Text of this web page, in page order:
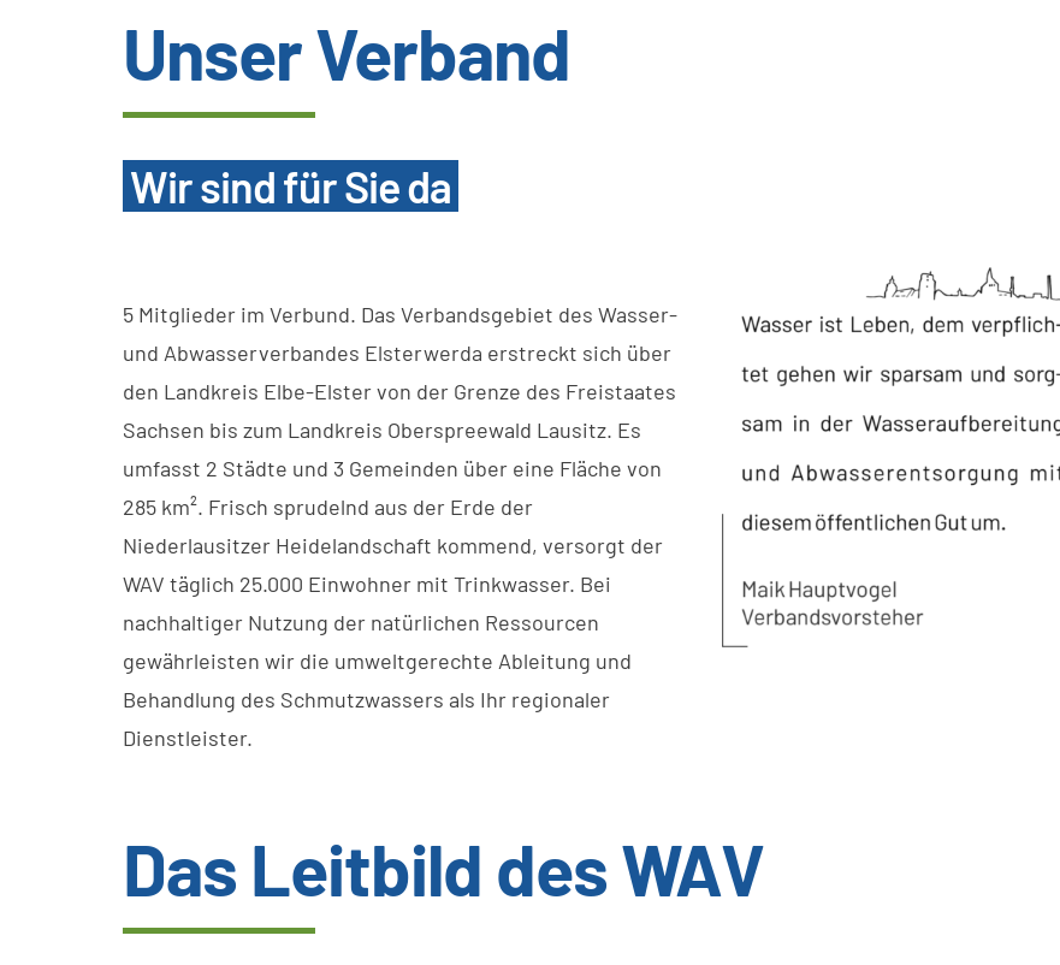
Unser Verband
Wir sind für Sie da
5 Mitglieder im Verbund. Das Verbandsgebiet des Wasser-
und Abwasserverbandes Elsterwerda erstreckt sich über
den Landkreis Elbe-Elster von der Grenze des Freistaates
Sachsen bis zum Landkreis Oberspreewald Lausitz. Es
umfasst 2 Städte und 3 Gemeinden über eine Fläche von
285 km². Frisch sprudelnd aus der Erde der
Niederlausitzer Heidelandschaft kommend, versorgt der
WAV täglich 25.000 Einwohner mit Trinkwasser. Bei
nachhaltiger Nutzung der natürlichen Ressourcen
gewährleisten wir die umweltgerechte Ableitung und
Behandlung des Schmutzwassers als Ihr regionaler
Dienstleister.
Das Leitbild des WAV